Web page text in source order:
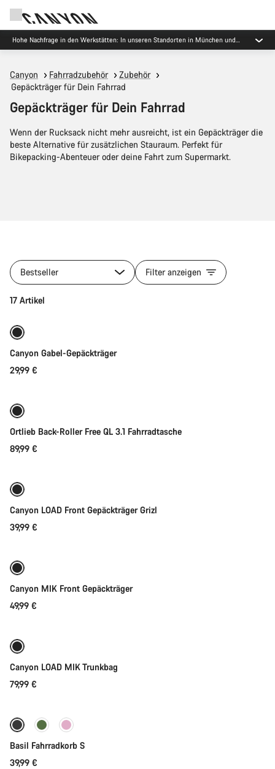
Hohe Nachfrage in den Werkstätten: In unseren Standorten in München und
Koblenz gibt es derzeit längere Wartezeiten als üblich.
Canyon Fahrradzubehör
Zubehör
Gepäckträger für Dein Fahrrad
Gepäckträger für Dein Fahrrad
Wenn der Rucksack nicht mehr ausreicht, ist ein Gepäckträger die
beste Alternative für zusätzlichen Stauraum. Perfekt für
Bikepacking-Abenteuer oder deine Fahrt zum Supermarkt.
Bestseller Filter anzeigen
17 Artikel
Canyon Gabel-Gepäckträger
29,99 €
Ortlieb Back-Roller Free QL 3.1 Fahrradtasche
89,99 €
Canyon LOAD Front Gepäckträger Grizl
39,99 €
Canyon MIK Front Gepäckträger
49,99 €
Canyon LOAD MIK Trunkbag
79,99 €
Basil Fahrradkorb S
39,99 €